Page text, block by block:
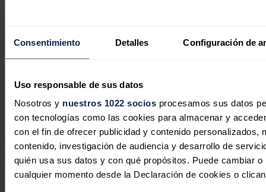
Consentimiento Detalles Configuración de
Uso responsable de sus datos
Nosotros y nuestros 1022 sociosprocesamos sus datos
con tecnologías como las cookies para almacenar y
con el fin de ofrecer publicidad y contenido personalizados,
contenido, investigación de audiencia y desarrollo de
quién usa sus datos y con qué propósitos. Puede cambiar
cualquier momento desde la Declaración de cookies o
Redacción28/07/2026
Deja tu comentario
Tu dirección de correo electrónico no será publicada. Todos los
campos son obligatorios
Este sitio web está protegido por reCAPTCHA y laPolítica de